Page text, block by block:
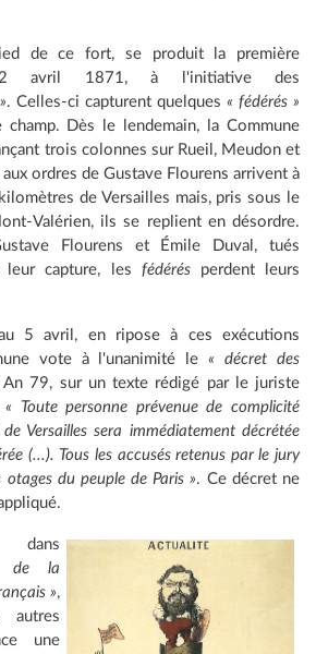
de ce fort, se produit la première
2 avril 1871, à l'initiative des
. Celles-ci capturent quelques « fédérés »
Dès le lendemain, la Commune
trois colonnes sur Rueil, Meudon et
ordres de Gustave Flourens arrivent à
de Versailles mais, pris sous le
Valérien, ils se replient en désordre.
Flourens et Émile Duval, tués
leur capture, les fédérésperdent leurs
5 avril, en ripose à ces exécutions
vote à l'unanimité le« décret des
79, sur un texte rédigé par le juriste
« Toute personne prévenue de complicité
Versailles sera immédiatement décrétée
(...). Tous les accusés retenus par le jury
du peuple de Paris ». Ce décret ne
de la
»,
autres
une